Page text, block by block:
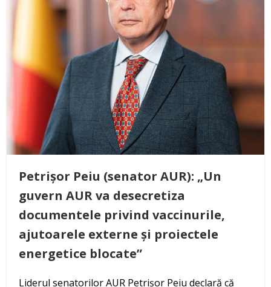
Petrișor Peiu (senator AUR): „Un
guvern AUR va desecretiza
documentele privind vaccinurile,
ajutoarele externe și proiectele
energetice blocate”
Liderul senatorilor AUR Petrișor Peiu declară că